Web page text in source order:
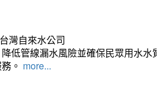
灣自來水公司
低管線漏水風險並確保民眾用水
。 more...